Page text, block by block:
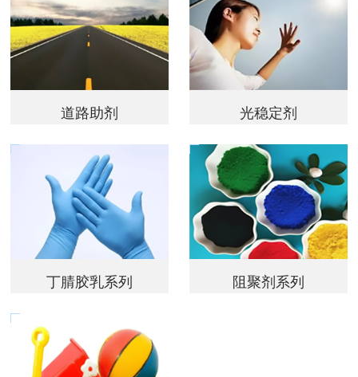
道路助剂 光稳定剂
丁腈胶乳系列 阻聚剂系列